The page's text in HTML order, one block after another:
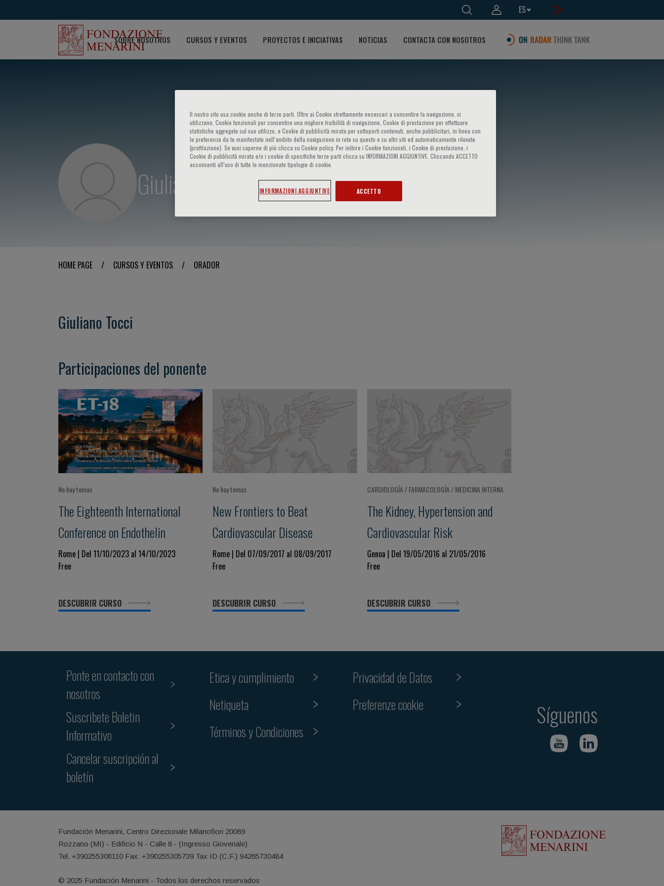
ES
SOBRE NOSOTROS CURSOS Y EVENTOS PROYECTOS E INICIATIVAS NOTICIAS CONTACTA CON NOSOTROS
Giuliano Tocci
HOME PAGE / CURSOS Y EVENTOS / ORADOR
Giuliano Tocci
Participaciones del ponente
No hay temas
The Eighteenth International
Conference on Endothelin
Rome | Del 11/10/2023 al 14/10/2023
Free
DESCUBRIR CURSO
No hay temas
New Frontiers to Beat
Cardiovascular Disease
Rome | Del 07/09/2017 al 08/09/2017
Free
DESCUBRIR CURSO
CARDIOLOGÍA / FARMACOLOGÍA / MEDICINA INTERNA
The Kidney, Hypertension and
Cardiovascular Risk
Genoa | Del 19/05/2016 al 21/05/2016
Free
DESCUBRIR CURSO
Ponte en contacto con
nosotros
Suscribete Boletin
Informativo
Cancelar suscripción al
boletín
Etica y cumplimiento
Netiqueta
Términos y Condiciones
Privacidad de Datos
Preferenze cookie
Síguenos
Fundación Menarini, Centro Direzionale Milanofiori 20089
Rozzano (MI) - Edificio N - Calle 8 - (Ingresso Giovenale)
Tel. +390255308110 Fax: +390255305739 Tax ID (C.F.) 94265730484
© 2025 Fundación Menarini - Todos los derechos reservados
Il nostro sito usa cookie anche di terze parti. Oltre ai Cookie strettamente necessari a consentire la navigazione, si
utilizzano, Cookie funzionali per consentire una migliore fruibilità di navigazione, Cookie di prestazione per effettuare
statistiche aggregate sul suo utilizzo, e Cookie di pubblicità mirata per sottoporti contenuti, anche pubblicitari, in linea con
le preferenze da te manifestate nell‘ambito della navigazione in rete su questo e su altri siti ed automaticamente rilevate
(profilazione). Se vuoi saperne di più clicca su Cookie policy. Per inibire i Cookie funzionali, i Cookie di prestazione, i
Cookie di pubblicità mirata e/o i cookie di specifiche terze parti clicca su INFORMAZIONI AGGIUNTIVE. Cliccando ACCETTO
acconsenti all’uso di tutte le menzionate tipologie di cookie.
INFORMAZIONI AGGIUNTIVE ACCETTO